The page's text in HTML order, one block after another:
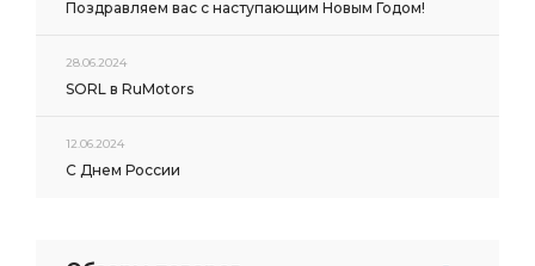
Поздравляем вас с наступающим Новым Годом!
28.06.2024
SORL в RuMotors
12.06.2024
С Днем России